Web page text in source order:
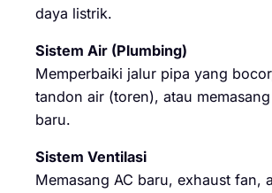
daya listrik.
Sistem Air (Plumbing)
Memperbaiki jalur pipa yang
tandon air (toren), atau
baru.
Sistem Ventilasi
Memasang AC baru, exhaust fan,